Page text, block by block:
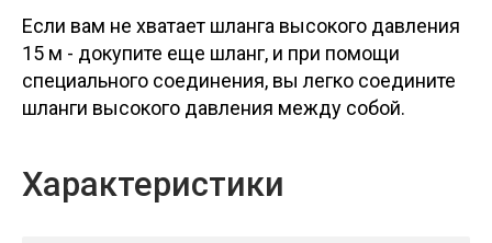
Если вам не хватает шланга высокого давления
15 м - докупите еще шланг, и при помощи
специального соединения, вы легко соедините
шланги высокого давления между собой.
Характеристики